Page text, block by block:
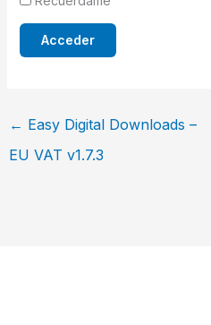
← Easy Digital Downloads –
EU VAT v1.7.3